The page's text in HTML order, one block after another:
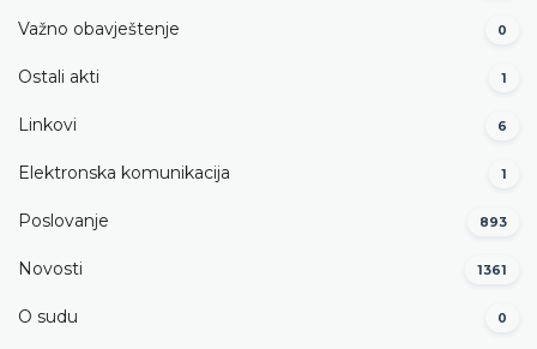
Važno obavještenje 0
Ostali akti 1
Linkovi 6
Elektronska komunikacija 1
Poslovanje 893
Novosti 1361
O sudu 0